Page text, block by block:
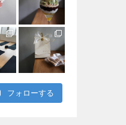
フォローする